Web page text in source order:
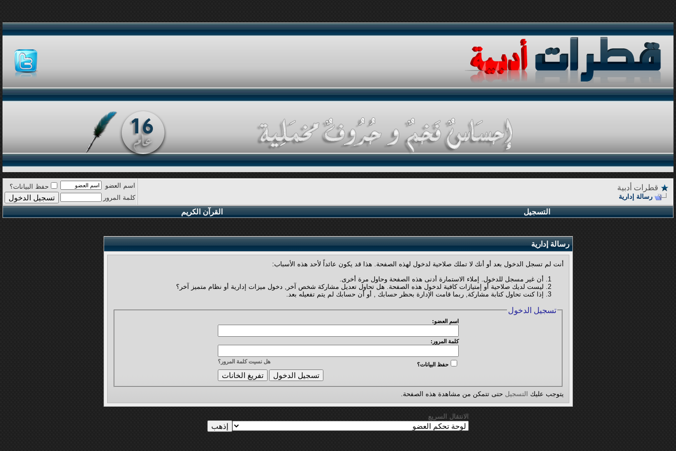
قطرات أدبية
رسالة إدارية
اسم العضو
حفظ البيانات؟
كلمة المرور
التسجيل القرآن الكريم
رسالة إدارية
أنت لم تسجل الدخول بعد أو أنك لا تملك صلاحية لدخول لهذه الصفحة. هذا قد يكون عائداً لأحد هذه الأسباب:
أن غير مسجل للدخول. إملاء الاستمارة أدنى هذه الصفحة وحاول مرة أخرى.
ليست لديك صلاحية أو إمتيازات كافية لدخول هذه الصفحة. هل تحاول تعديل مشاركة شخص آخر, دخول ميزات إدارية أو نظام متميز آخر؟
إذا كنت تحاول كتابة مشاركة, ربما قامت الإدارة بحظر حسابك , أو أن حسابك لم يتم تفعيله بعد.
تسجيل الدخول
اسم العضو:
كلمة المرور:
هل نسيت كلمة المرور؟ حفظ البيانات؟
يتوجب عليك التسجيل حتى تتمكن من مشاهدة هذه الصفحة.
الانتقال السريع